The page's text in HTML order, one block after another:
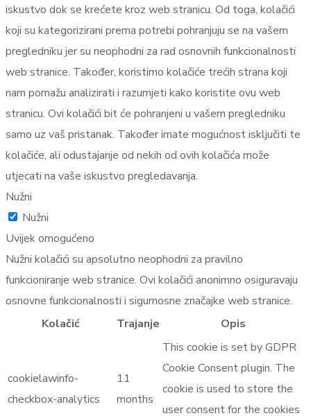
iskustvo dok se krećete kroz web stranicu. Od toga, kolačići
koji su kategorizirani prema potrebi pohranjuju se na vašem
pregledniku jer su neophodni za rad osnovnih funkcionalnosti
web stranice. Također, koristimo kolačiće trećih strana koji
nam pomažu analizirati i razumjeti kako koristite ovu web
stranicu. Ovi kolačići bit će pohranjeni u vašem pregledniku
samo uz vaš pristanak. Također imate mogućnost isključiti te
kolačiće, ali odustajanje od nekih od ovih kolačića može
utjecati na vaše iskustvo pregledavanja.
Nužni
Nužni
Uvijek omogućeno
Nužni kolačići su apsolutno neophodni za pravilno
funkcioniranje web stranice. Ovi kolačići anonimno osiguravaju
osnovne funkcionalnosti i sigurnosne značajke web stranice.
Kolačić
Trajanje Opis
cookielawinfo-
checkbox-analytics
11
months
This cookie is set by GDPR
Cookie Consent plugin. The
cookie is used to store the
user consent for the cookies